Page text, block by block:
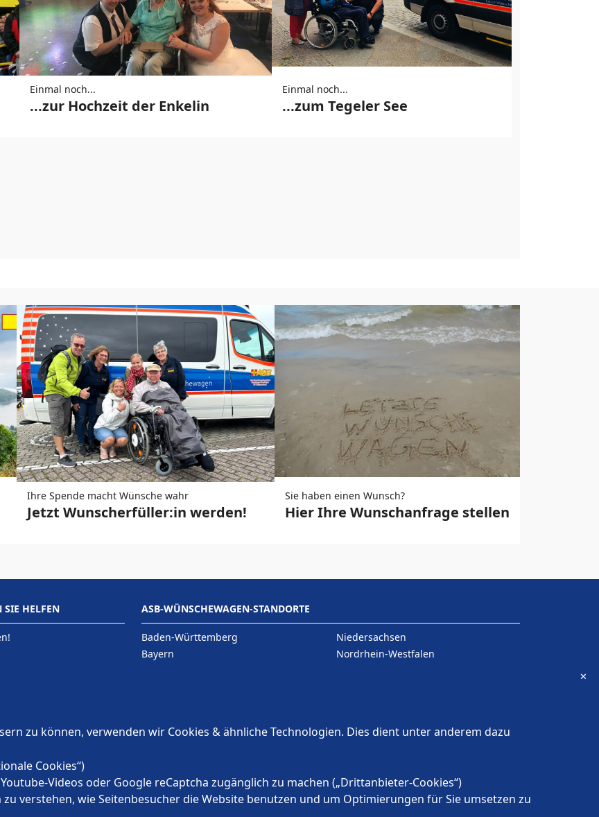
Einmal noch...
...zur Hochzeit der Enkelin
Einmal noch...
...zum Tegeler See
Ihre Spende macht Wünsche wahr
Jetzt Wunscherfüller:in werden!
Sie haben einen Wunsch?
Hier Ihre Wunschanfrage stellen
SIE HELFEN ASB-WÜNSCHEWAGEN-STANDORTE
Baden-Württemberg
Bayern
Hessen
Niedersachsen
Nordrhein-Westfalen
Schleswig-Holstein
zu können, verwenden wir Cookies & ähnliche Technologien. Dies dient unter anderem dazu
Cookies“)
Videos oder Google reCaptcha zugänglich zu machen („Drittanbieter-Cookies“)
verstehen, wie Seitenbesucher die Website benutzen und um Optimierungen für Sie umsetzen zu
✕